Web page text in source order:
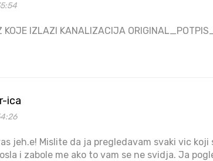
KOJE IZLAZI KANALIZACIJA
ica
jeh.e! Mislite da ja pregledavam svaki vic
i zabole me ako to vam se ne svidja. Ja